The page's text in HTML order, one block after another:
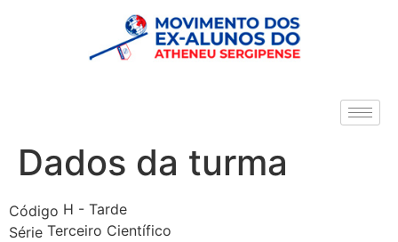
Dados da turma
Código H - Tarde
Série Terceiro Científico